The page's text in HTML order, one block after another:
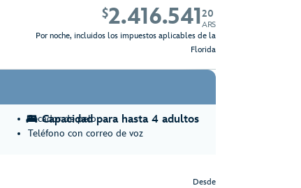
$2.416.54120
ARS
Por noche, incluidos los impuestos aplicables de la
Florida
Capacidad para hasta 4 adultos
Secador de pelo
Teléfono con correo de voz
Desde